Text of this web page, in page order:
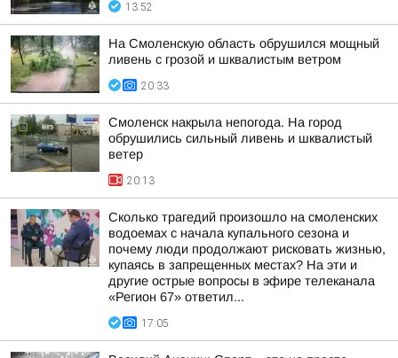
13:52
На Смоленскую область обрушился мощный
ливень с грозой и шквалистым ветром
20:33
Смоленск накрыла непогода. На город
обрушились сильный ливень и шквалистый
ветер
20:13
Сколько трагедий произошло на смоленских
водоемах с начала купального сезона и
почему люди продолжают рисковать жизнью,
купаясь в запрещенных местах? На эти и
другие острые вопросы в эфире телеканала
«Регион 67» ответил...
17:05